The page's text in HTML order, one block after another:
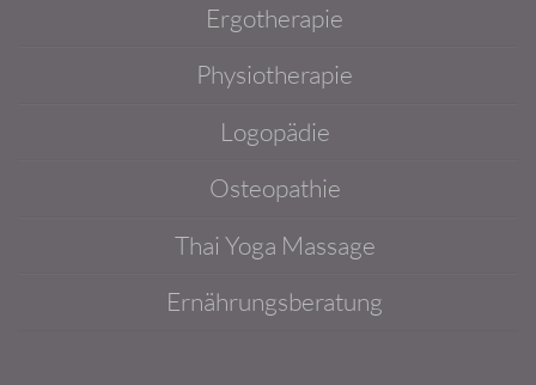
Ergotherapie
Physiotherapie
Logopädie
Osteopathie
Thai Yoga Massage
Ernährungsberatung